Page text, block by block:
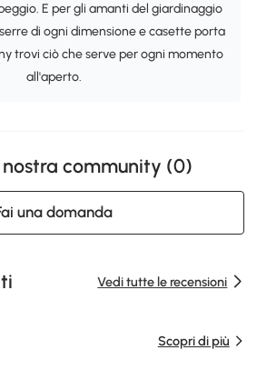
E per gli amanti del giardinaggio
di ogni dimensione e casette porta
trovi ciò che serve per ogni momento
all'aperto.
nostra community (0)
una domanda
Vedi tutte le recensioni
Scopri di più